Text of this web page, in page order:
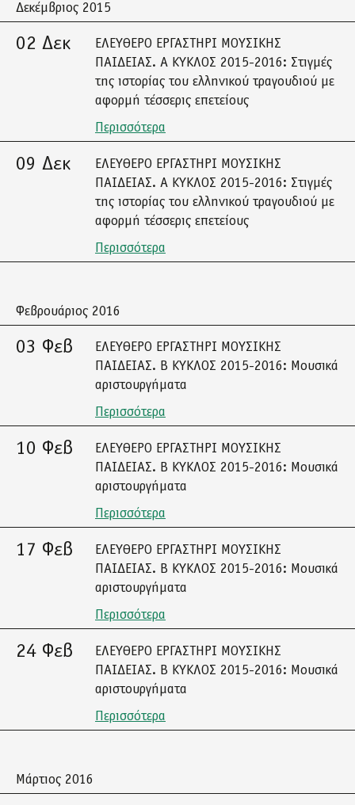
Δεκέμβριος 2015
02 Δεκ
ΕΛΕΥΘΕΡΟ ΕΡΓΑΣΤΗΡΙ ΜΟΥΣΙΚΗΣ
ΠΑΙΔΕΙΑΣ. Α ΚΥΚΛΟΣ 2015-2016: Στιγμές
της ιστορίας του ελληνικού τραγουδιού με
αφορμή τέσσερις επετείους
Περισσότερα
09 Δεκ
ΕΛΕΥΘΕΡΟ ΕΡΓΑΣΤΗΡΙ ΜΟΥΣΙΚΗΣ
ΠΑΙΔΕΙΑΣ. Α ΚΥΚΛΟΣ 2015-2016: Στιγμές
της ιστορίας του ελληνικού τραγουδιού με
αφορμή τέσσερις επετείους
Περισσότερα
Φεβρουάριος 2016
03 Φεβ
ΕΛΕΥΘΕΡΟ ΕΡΓΑΣΤΗΡΙ ΜΟΥΣΙΚΗΣ
ΠΑΙΔΕΙΑΣ. Β ΚΥΚΛΟΣ 2015-2016: Μουσικά
αριστουργήματα
Περισσότερα
10 Φεβ
ΕΛΕΥΘΕΡΟ ΕΡΓΑΣΤΗΡΙ ΜΟΥΣΙΚΗΣ
ΠΑΙΔΕΙΑΣ. Β ΚΥΚΛΟΣ 2015-2016: Μουσικά
αριστουργήματα
Περισσότερα
17 Φεβ
ΕΛΕΥΘΕΡΟ ΕΡΓΑΣΤΗΡΙ ΜΟΥΣΙΚΗΣ
ΠΑΙΔΕΙΑΣ. Β ΚΥΚΛΟΣ 2015-2016: Μουσικά
αριστουργήματα
Περισσότερα
24 Φεβ
ΕΛΕΥΘΕΡΟ ΕΡΓΑΣΤΗΡΙ ΜΟΥΣΙΚΗΣ
ΠΑΙΔΕΙΑΣ. Β ΚΥΚΛΟΣ 2015-2016: Μουσικά
αριστουργήματα
Περισσότερα
Μάρτιος 2016